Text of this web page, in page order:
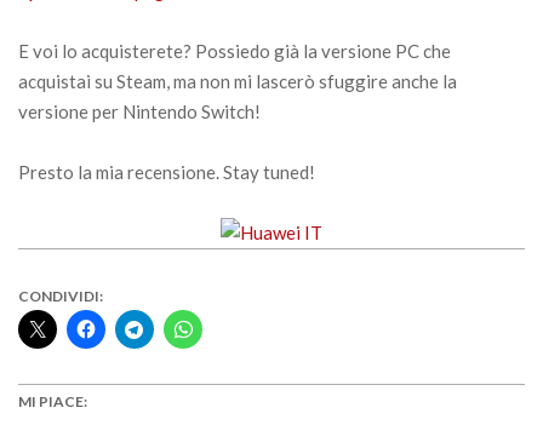
E voi lo acquisterete? Possiedo già la versione PC che
acquistai su Steam, ma non mi lascerò sfuggire anche la
versione per Nintendo Switch!
Presto la mia recensione. Stay tuned!
CONDIVIDI:
MI PIACE: